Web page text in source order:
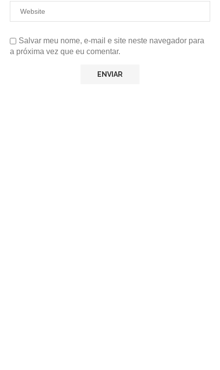
Salvar meu nome, e-mail e site neste navegador para
a próxima vez que eu comentar.